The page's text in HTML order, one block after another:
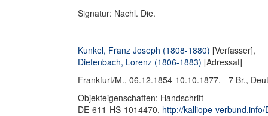
Signatur: Nachl. Die.
Kunkel, Franz Joseph (1808-1880) [Verfasser],
Diefenbach, Lorenz (1806-1883) [Adressat]
Frankfurt/M., 06.12.1854-10.10.1877. - 7 Br.,
Objekteigenschaften: Handschrift
DE-611-HS-1014470, http://kalliope-